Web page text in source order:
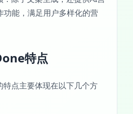
功能，满足用户多样化的营
特点
点主要体现在以下几个方